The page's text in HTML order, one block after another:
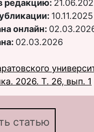
редакцию:
10.11.2025
онлайн:
02.03.2026
2026. Т. 26, вып. 1
статью